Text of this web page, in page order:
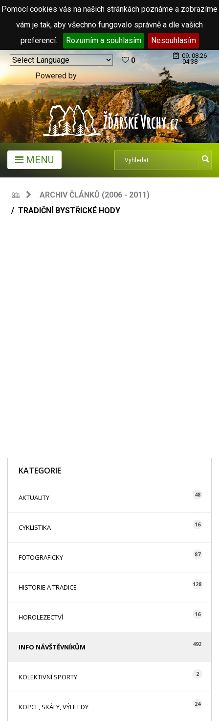
Pomocí cookies vás na našich stránkách poznáme a zobrazíme
vám je tak, aby všechno fungovalo správně a dle vašich
preferencí.
Rozumím a souhlasím Nesouhlasím
Powered by
Translate
0
09. 08.26
04:38
MENU
ARCHIV ČLÁNKŮ (2006 - 2011)
TRADIČNÍ BYSTŘICKÉ HODY
KATEGORIE
AKTUALITY 48
CYKLISTIKA 16
FOTOGRAFICKY 87
HISTORIE A TRADICE 128
HOROLEZECTVÍ 16
INFO NÁVŠTĚVNÍKŮM 492
KOLEKTIVNÍ SPORTY 2
KOPCE, SKÁLY, VÝHLEDY 24